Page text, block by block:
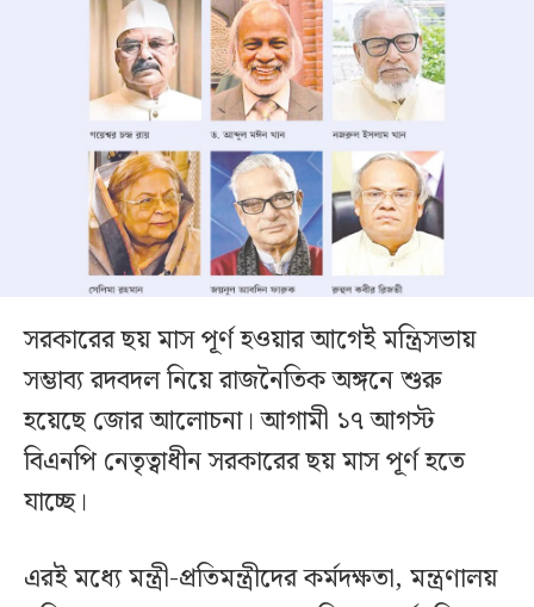
সরকারের ছয় মাস পূর্ণ হওয়ার আগেই মন্ত্রিসভায়
সম্ভাব্য রদবদল নিয়ে রাজনৈতিক অঙ্গনে শুরু
হয়েছে জোর আলোচনা। আগামী ১৭ আগস্ট
বিএনপি নেতৃত্বাধীন সরকারের ছয় মাস পূর্ণ হতে
যাচ্ছে।
এরই মধ্যে মন্ত্রী-প্রতিমন্ত্রীদের কর্মদক্ষতা, মন্ত্রণালয়